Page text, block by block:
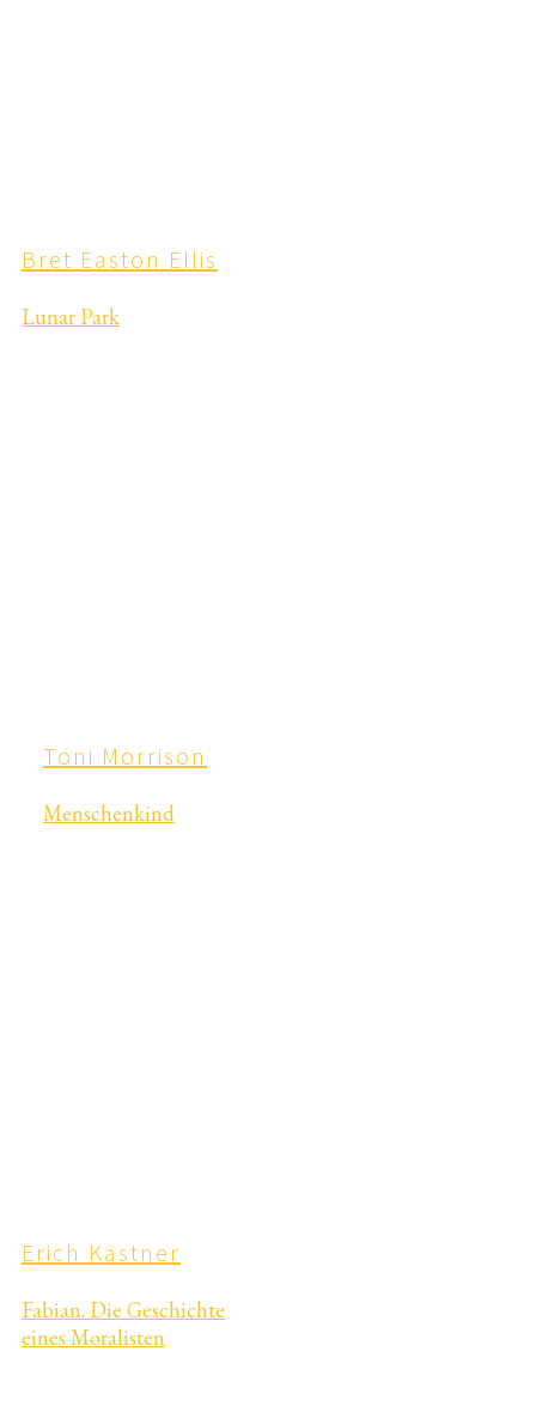
Bret Easton Ellis
Lunar Park
Toni Morrison
Menschenkind
Erich Kästner
Fabian. Die Geschichte
eines Moralisten